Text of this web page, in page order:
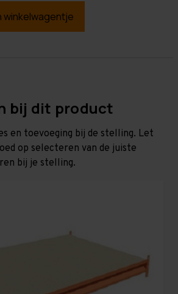
winkelwagentje
bij dit product
en toevoeging bij de stelling. Let
op selecteren van de juiste
bij je stelling.